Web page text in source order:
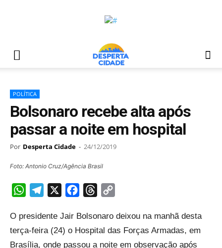
POLÍTICA
Bolsonaro recebe alta após
passar a noite em hospital
Por Desperta Cidade - 24/12/2019
Foto: Antonio Cruz/Agência Brasil
WhatsAppTelegram FacebookThreads
O presidente Jair Bolsonaro deixou na manhã desta
terça-feira (24) o Hospital das Forças Armadas, em
Brasília, onde passou a noite em observação após